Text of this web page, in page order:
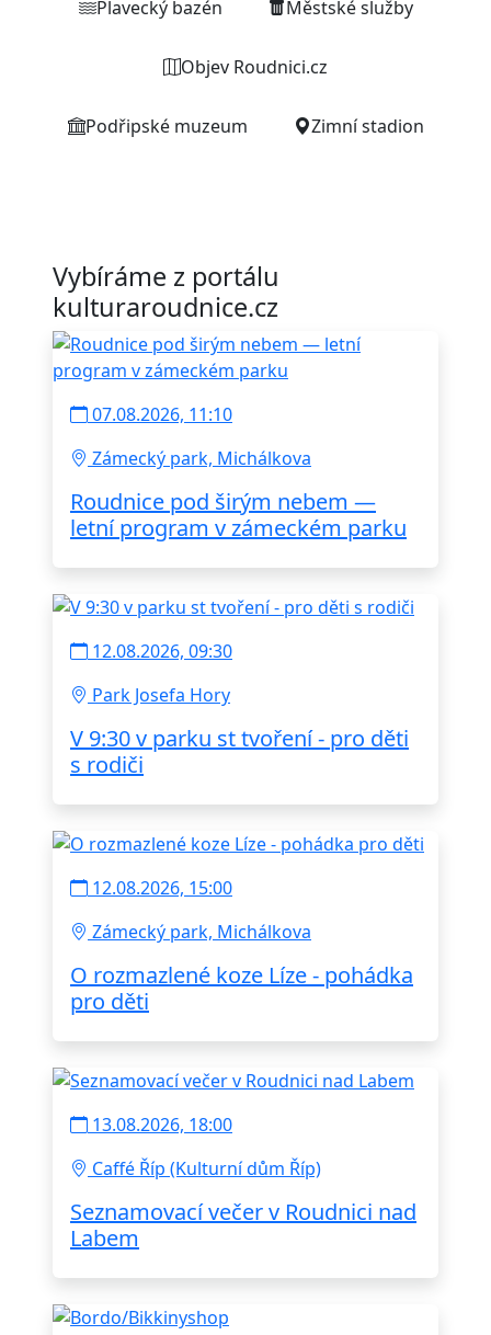
Plavecký bazén Městské služby
Objev Roudnici.cz
Podřipské muzeum Zimní stadion
Vybíráme z portálu
kulturaroudnice.cz
07.08.2026, 11:10
Zámecký park, Michálkova
Roudnice pod širým nebem —
letní program v zámeckém parku
12.08.2026, 09:30
Park Josefa Hory
V 9:30 v parku st tvoření - pro děti
s rodiči
12.08.2026, 15:00
Zámecký park, Michálkova
O rozmazlené koze Líze - pohádka
pro děti
13.08.2026, 18:00
Caffé Říp (Kulturní dům Říp)
Seznamovací večer v Roudnici nad
Labem